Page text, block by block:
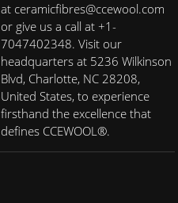
at ceramicfibres@ccewool.com
or give us a call at +1-
7047402348. Visit our
headquarters at 5236 Wilkinson
Blvd, Charlotte, NC 28208,
United States, to experience
firsthand the excellence that
defines CCEWOOL®.